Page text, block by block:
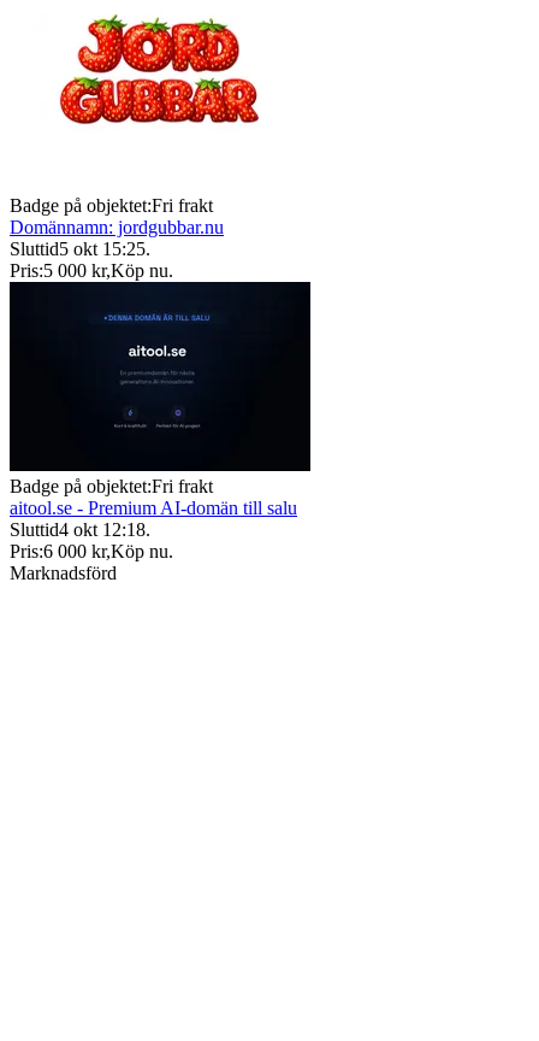
Badge på objektet:Fri frakt
Domännamn: jordgubbar.nu
Sluttid5 okt 15:25.
Pris:5 000 kr,Köp nu.
Badge på objektet:Fri frakt
aitool.se - Premium AI-domän till salu
Sluttid4 okt 12:18.
Pris:6 000 kr,Köp nu.
Marknadsförd